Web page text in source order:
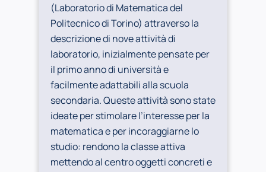
(Laboratorio di Matematica del
Politecnico di Torino) attraverso la
descrizione di nove attività di
laboratorio, inizialmente pensate per
il primo anno di università e
facilmente adattabili alla scuola
secondaria. Queste attività sono state
ideate per stimolare l’interesse per la
matematica e per incoraggiarne lo
studio: rendono la classe attiva
mettendo al centro oggetti concreti e